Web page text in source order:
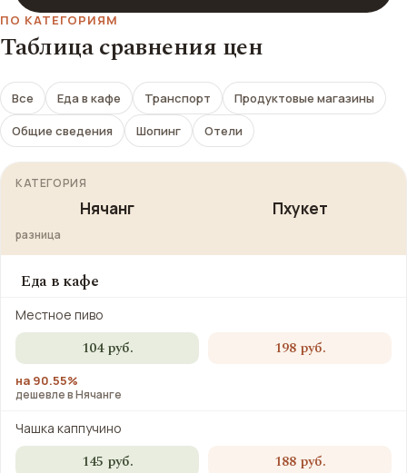
ПО КАТЕГОРИЯМ
Таблица сравнения цен
Все Еда в кафе Транспорт
Продуктовые магазины
Общие сведения
Шопинг Отели
КАТЕГОРИЯ
Нячанг Пхукет
разница
Еда в кафе
Местное пиво
104 руб. 198 руб.
на 90.55%
дешевле в Нячанге
Чашка каппучино
145 руб. 188 руб.